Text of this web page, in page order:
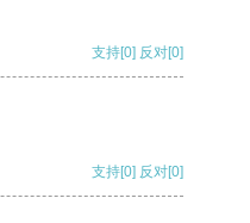
支持[0] 反对[0]
支持[0] 反对[0]